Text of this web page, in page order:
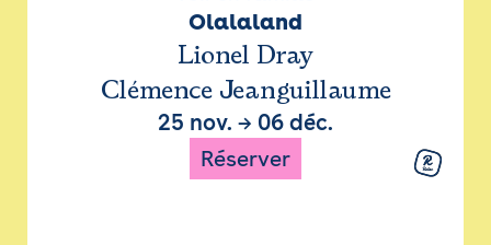
Olalaland
Lionel Dray
Clémence Jeanguillaume
25 nov. → 06 déc.
Réserver